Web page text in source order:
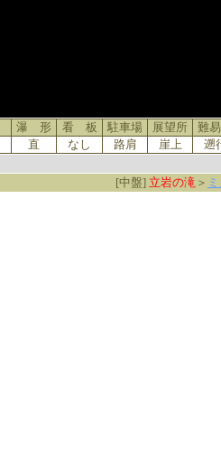
瀑 形 看 板 駐車場 展望所
難
直 なし 路肩 崖上 遡
[中盤] 立岩の滝 ＞